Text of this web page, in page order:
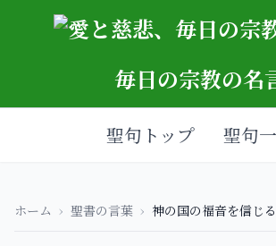
毎日の宗教の名
聖句トップ 聖句
ホーム › 聖書の言葉 › 神の国の福音を信じ